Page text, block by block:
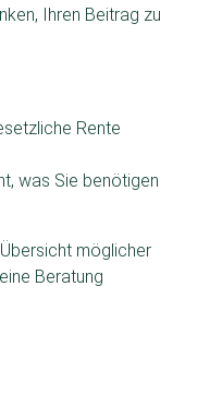
Ihren Beitrag zu
Rente
was Sie benötigen
möglicher
Beratung